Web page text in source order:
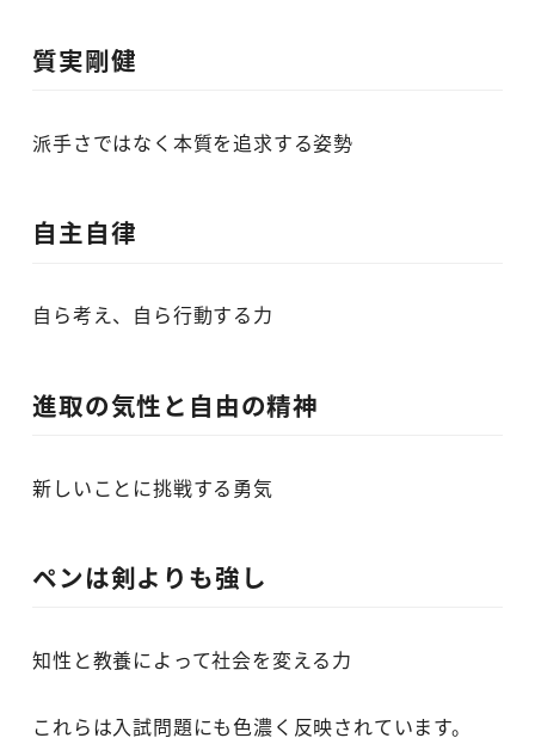
質実剛健
派手さではなく本質を追求する姿勢
自主自律
自ら考え、自ら行動する力
進取の気性と自由の精神
新しいことに挑戦する勇気
ペンは剣よりも強し
知性と教養によって社会を変える力
これらは入試問題にも色濃く反映されています。